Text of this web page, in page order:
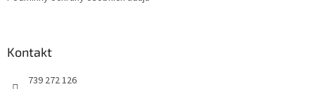
Kontakt
739 272 126